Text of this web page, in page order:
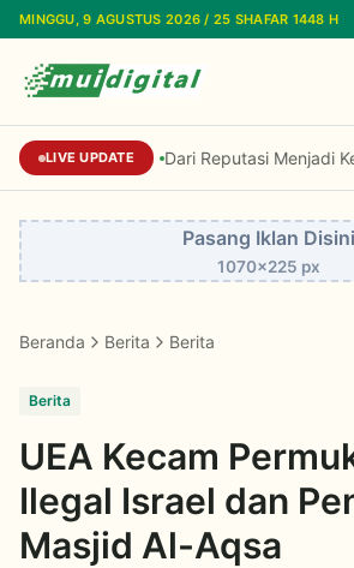
Lewati ke konten utama
MINGGU, 9 AGUSTUS 2026 / 25 SHAFAR 1448 H
LIVE UPDATE Dari Reputasi Menjadi
Pasang Iklan Disini
1070x225 px
Beranda Berita Berita
Berita
UEA Kecam
Ilegal Israel dan
Masjid Al-Aqsa